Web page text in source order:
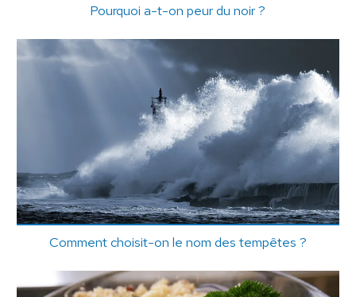
Pourquoi a-t-on peur du noir ?
Comment choisit-on le nom des tempêtes ?